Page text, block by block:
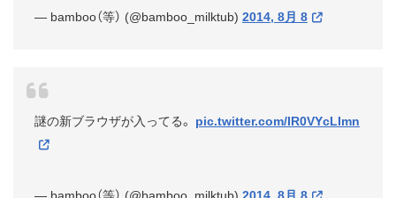
— bamboo（等） (@bamboo_milktub) 2014, 8月 8
謎の新ブラウザが入ってる。 pic.twitter.com/IR0VYcLImn